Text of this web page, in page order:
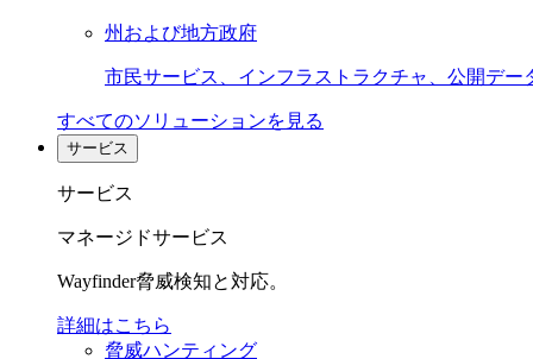
州および地方政府
市民サービス、インフラストラクチャ、公開デー
すべてのソリューションを見る
サービス
サービス
マネージドサービス
Wayfinder脅威検知と対応。
詳細はこちら
脅威ハンティング